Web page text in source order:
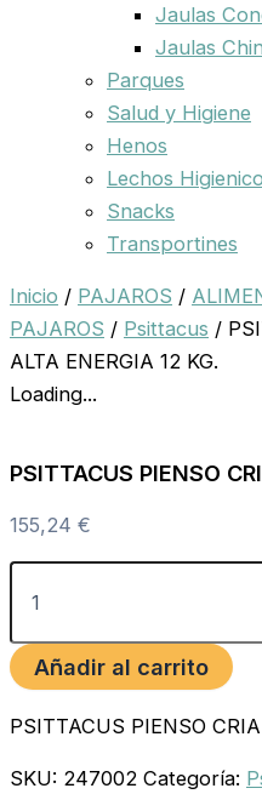
Jaulas
Jaulas
Parques
Salud y Higiene
Henos
Lechos
Snacks
Transportines
Inicio / PAJAROS /
PAJAROS / Psittacus /
ALTA ENERGIA 12 KG.
Loading...
PSITTACUS PIENSO
155,24 €
Añadir al carrito
PSITTACUS PIENSO
SKU: 247002 Categoría: